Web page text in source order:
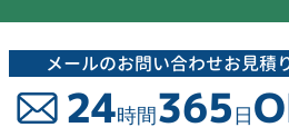
メールのお問い合わせお見積
24時間365日